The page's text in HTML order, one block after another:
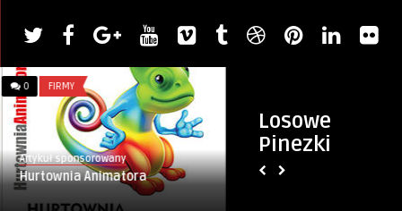
Losowe
Pinezki
0 FIRMY
Artykuł sponsorowany
Hurtownia Animatora